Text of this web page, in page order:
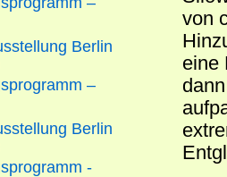
von
eine
Berlin
–
Berlin
-